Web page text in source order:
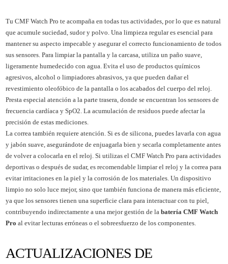
Tu CMF Watch Pro te acompaña en todas tus actividades, por lo que es natural
que acumule suciedad, sudor y polvo. Una limpieza regular es esencial para
mantener su aspecto impecable y asegurar el correcto funcionamiento de todos
sus sensores. Para limpiar la pantalla y la carcasa, utiliza un paño suave,
ligeramente humedecido con agua. Evita el uso de productos químicos
agresivos, alcohol o limpiadores abrasivos, ya que pueden dañar el
revestimiento oleofóbico de la pantalla o los acabados del cuerpo del reloj.
Presta especial atención a la parte trasera, donde se encuentran los sensores de
frecuencia cardíaca y SpO2. La acumulación de residuos puede afectar la
precisión de estas mediciones.
La correa también requiere atención. Si es de silicona, puedes lavarla con agua
y jabón suave, asegurándote de enjuagarla bien y secarla completamente antes
de volver a colocarla en el reloj. Si utilizas el CMF Watch Pro para actividades
deportivas o después de sudar, es recomendable limpiar el reloj y la correa para
evitar irritaciones en la piel y la corrosión de los materiales. Un dispositivo
limpio no solo luce mejor, sino que también funciona de manera más eficiente,
ya que los sensores tienen una superficie clara para interactuar con tu piel,
contribuyendo indirectamente a una mejor gestión de la batería CMF Watch
Pro al evitar lecturas erróneas o el sobreesfuerzo de los componentes.
ACTUALIZACIONES DE